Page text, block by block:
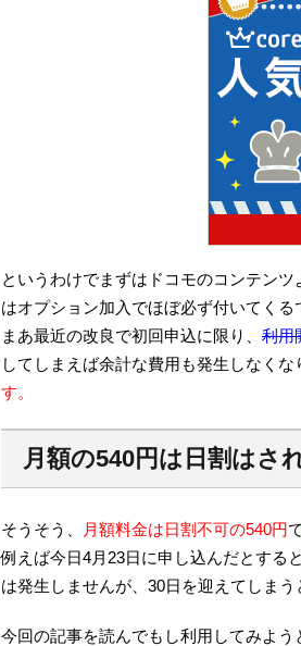
というわけでまずはドコモのコンテン
はオプション加入でほぼ必ず付いてくる
まあ最近の改良で初回申込に限り、 利用
してしまえば余計な費用も発生しなくな
す。
月額の540円は日割はさ
そうそう、 月額料金は日割不可の540円
例えば今日4月23日に申し込んだとする
は発生しませんが、30日を迎えてしま
今回の記事を読んでもし利用してみよ